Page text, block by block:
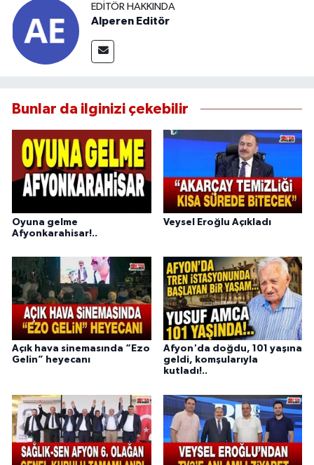
EDITÖR HAKKINDA
Alperen Editör
Bunlar da ilginizi çekebilir
Oyuna gelme
Afyonkarahisar!..
Veysel Eroğlu Açıkladı
Açık hava sinemasında “Ezo
Gelin” heyecanı
Afyon'da doğdu, 101 yaşına
geldi, komşularıyla
kutladı!..